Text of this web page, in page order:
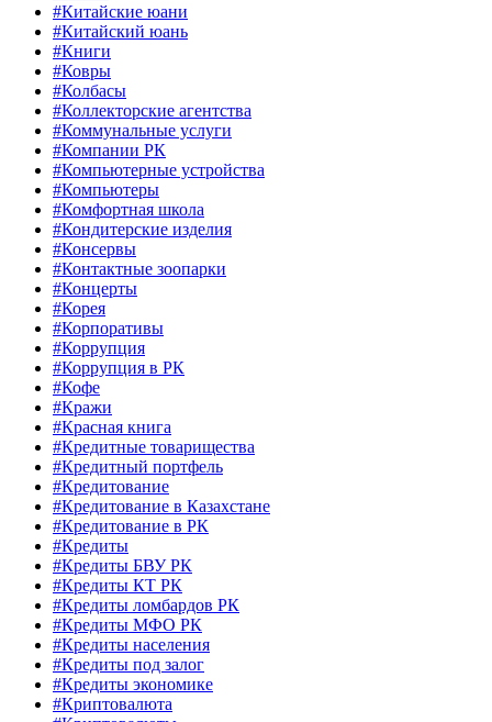
#Китайские юани
#Китайский юань
#Книги
#Ковры
#Колбасы
#Коллекторские агентства
#Коммунальные услуги
#Компании РК
#Компьютерные устройства
#Компьютеры
#Комфортная школа
#Кондитерские изделия
#Консервы
#Контактные зоопарки
#Концерты
#Корея
#Корпоративы
#Коррупция
#Коррупция в РК
#Кофе
#Кражи
#Красная книга
#Кредитные товарищества
#Кредитный портфель
#Кредитование
#Кредитование в Казахстане
#Кредитование в РК
#Кредиты
#Кредиты БВУ РК
#Кредиты КТ РК
#Кредиты ломбардов РК
#Кредиты МФО РК
#Кредиты населения
#Кредиты под залог
#Кредиты экономике
#Криптовалюта